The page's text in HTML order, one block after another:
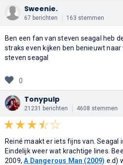
Sweenie.
67 berichten 163 stemmen
Ben een fan van steven seagal heb
straks even kijken ben benieuwt
steven seagal
0
Tonypulp
21231 berichten 4608 stemmen
Reiné maakt er iets fijns van. Seagal
Eindelijk weer wat krachtige lines.
2009,A Dangerous Man (2009) e.d)